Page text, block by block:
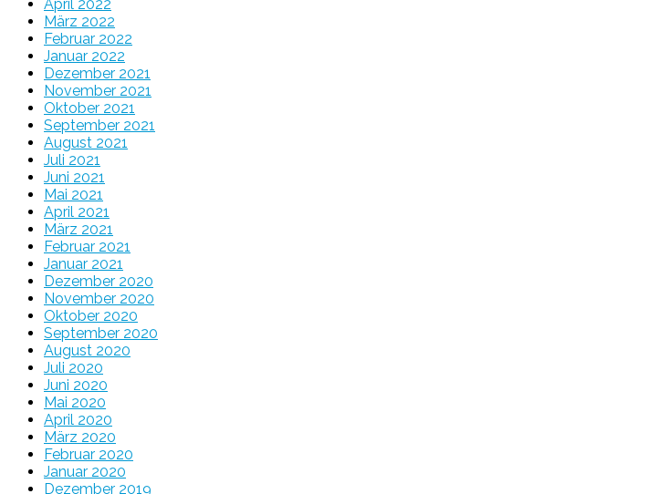
April 2022
März 2022
Februar 2022
Januar 2022
Dezember 2021
November 2021
Oktober 2021
September 2021
August 2021
Juli 2021
Juni 2021
Mai 2021
April 2021
März 2021
Februar 2021
Januar 2021
Dezember 2020
November 2020
Oktober 2020
September 2020
August 2020
Juli 2020
Juni 2020
Mai 2020
April 2020
März 2020
Februar 2020
Januar 2020
Dezember 2019